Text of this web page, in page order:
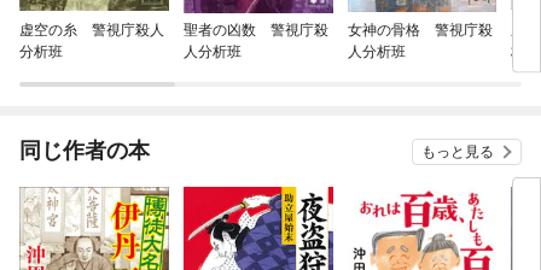
虚空の糸 警視庁殺人
分析班
聖者の凶数 警視庁殺
人分析班
女神の骨格 警視庁殺
人分析班
析班
同じ作者の本 もっと見る